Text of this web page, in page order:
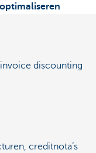
discounting
creditnota’s